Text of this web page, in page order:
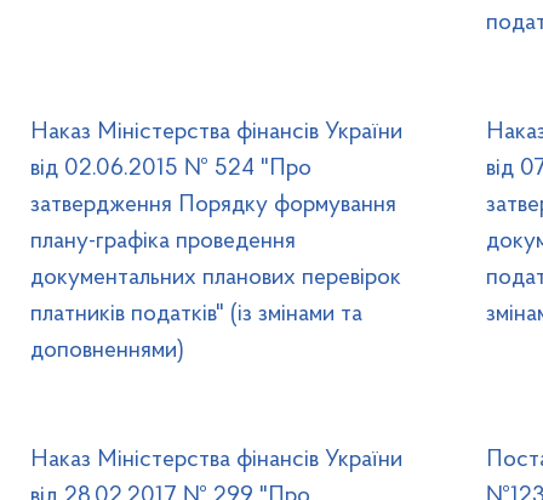
Наказ Міністерства фінансів України
від 02.06.2015 № 524 "Про
затвердження Порядку формування
плану-графіка проведення
документальних планових перевірок
платників податків" (із змінами та
доповненнями)
від
Наказ Міністерства фінансів України